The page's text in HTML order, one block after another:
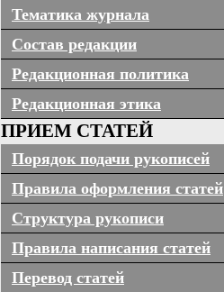
Тематика журнала
Состав редакции
Редакционная политика
Редакционная этика
ПРИЕМ СТАТЕЙ
Порядок подачи рукописей
Правила оформления статей
Структура рукописи
Правила написания статей
Перевод статей